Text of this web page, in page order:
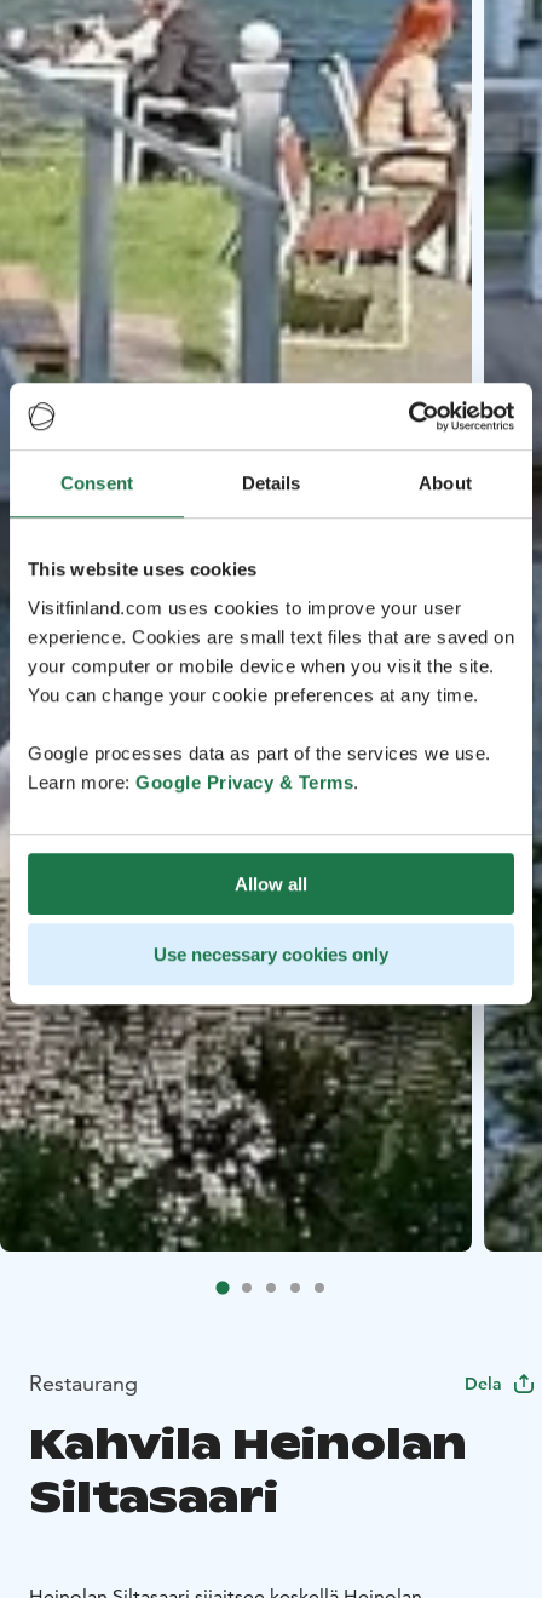
Consent Details About
This website uses cookies
Visitfinland.com uses cookies to improve your user
experience. Cookies are small text files that are saved on
your computer or mobile device when you visit the site.
You can change your cookie preferences at any time.
Google processes data as part of the services we use.
Learn more: Google Privacy & Terms.
Allow all
Use necessary cookies only
Restaurang Dela
Kahvila Heinolan
Siltasaari